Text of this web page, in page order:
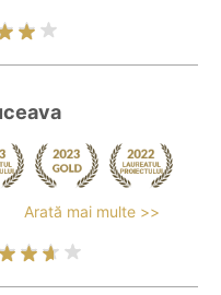
Arată mai multe >>